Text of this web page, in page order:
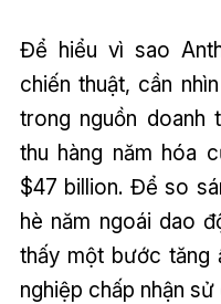
Để hiểu vì sao
chiến thuật, cần
trong nguồn doanh
thu hàng năm hóa
$47 billion. Để so
hè năm ngoái dao
thấy một bước tăng
nghiệp chấp nhận sử